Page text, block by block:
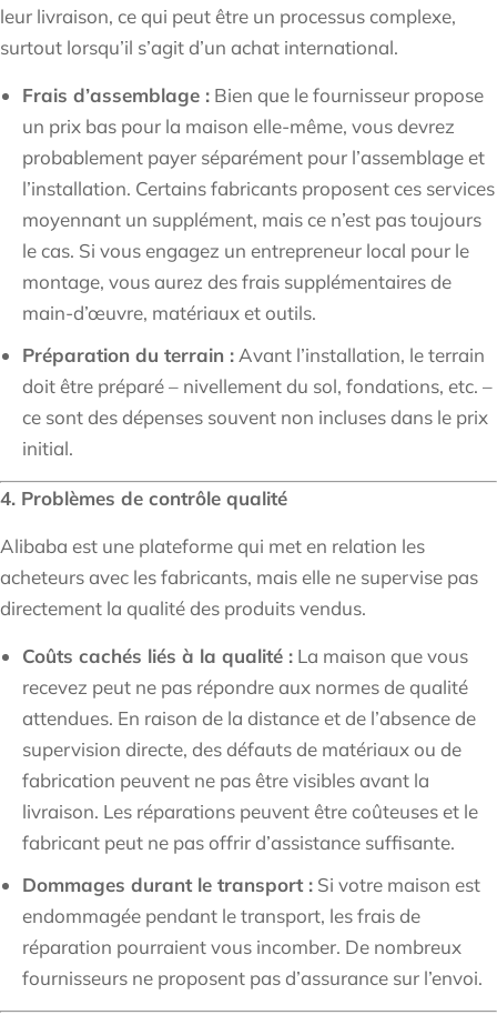
leur livraison, ce qui peut être un processus complexe,
surtout lorsqu’il s’agit d’un achat international.
Frais d’assemblage : Bien que le fournisseur propose
un prix bas pour la maison elle-même, vous devrez
probablement payer séparément pour l’assemblage et
l’installation. Certains fabricants proposent ces services
moyennant un supplément, mais ce n’est pas toujours
le cas. Si vous engagez un entrepreneur local pour le
montage, vous aurez des frais supplémentaires de
main-d’œuvre, matériaux et outils.
Préparation du terrain :Avant l’installation, le terrain
doit être préparé – nivellement du sol, fondations, etc. –
ce sont des dépenses souvent non incluses dans le prix
initial.
4. Problèmes de contrôle qualité
Alibaba est une plateforme qui met en relation les
acheteurs avec les fabricants, mais elle ne supervise pas
directement la qualité des produits vendus.
Coûts cachés liés à la qualité : La maison que vous
recevez peut ne pas répondre aux normes de qualité
attendues. En raison de la distance et de l’absence de
supervision directe, des défauts de matériaux ou de
fabrication peuvent ne pas être visibles avant la
livraison. Les réparations peuvent être coûteuses et le
fabricant peut ne pas offrir d’assistance suffisante.
Dommages durant le transport : Si votre maison est
endommagée pendant le transport, les frais de
réparation pourraient vous incomber. De nombreux
fournisseurs ne proposent pas d’assurance sur l’envoi.